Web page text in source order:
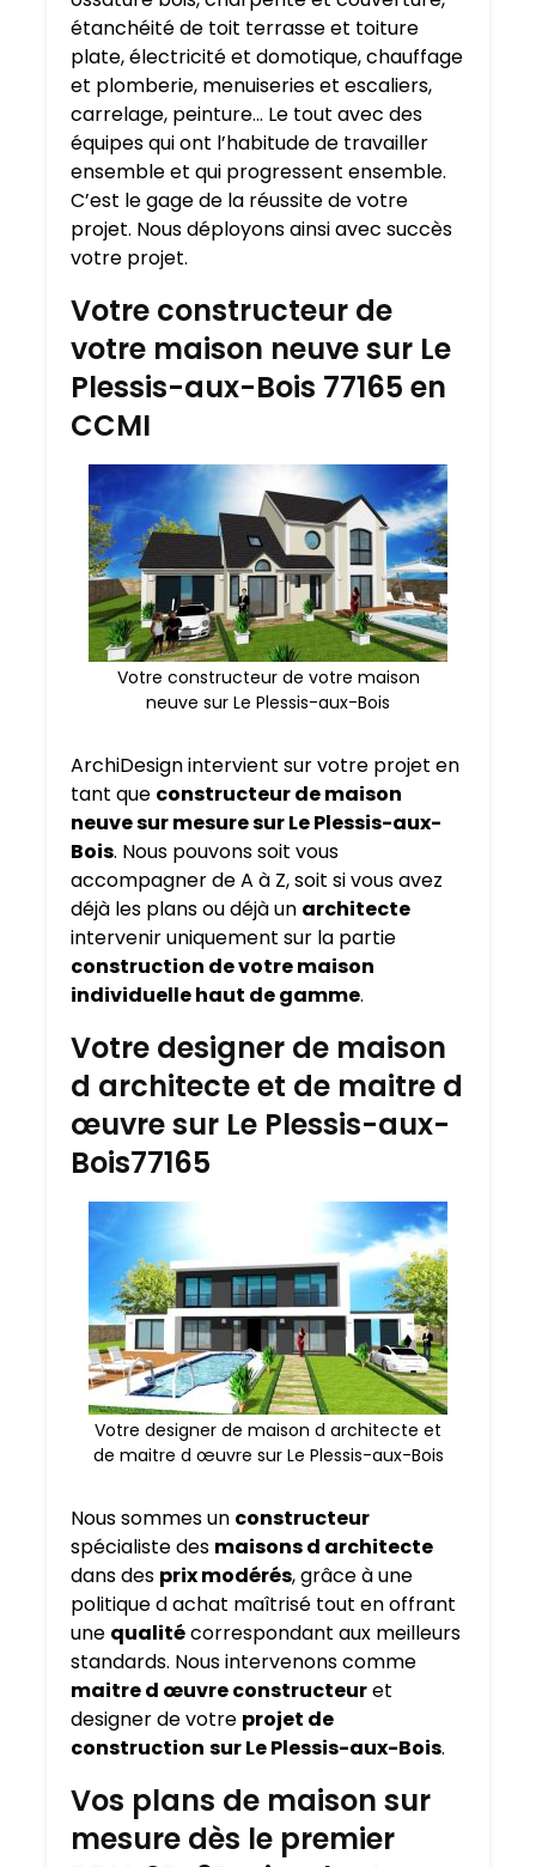
étanchéité de toit terrasse et toiture
plate, électricité et domotique, chauffage
et plomberie, menuiseries et escaliers,
carrelage, peinture… Le tout avec des
équipes qui ont l’habitude de travailler
ensemble et qui progressent ensemble.
C’est le gage de la réussite de votre
projet. Nous déployons ainsi avec succès
votre projet.
Votre constructeur de
votre maison neuve sur Le
Plessis-aux-Bois 77165 en
CCMI
Votre constructeur de votre maison
neuve sur Le Plessis-aux-Bois
ArchiDesign intervient sur votre projet en
tant que constructeur de maison
neuve sur mesure surLe Plessis-aux-
Bois. Nous pouvons soit vous
accompagner de A à Z, soit si vous avez
déjà les plans ou déjà un architecte
intervenir uniquement sur la partie
construction de votre maison
individuelle haut de gamme.
Votre designer de maison
d architecte et de maitre d
œuvre sur Le Plessis-aux-
Bois77165
Votre designer de maison d architecte et
de maitre d œuvre sur Le Plessis-aux-Bois
Nous sommes un constructeur
spécialiste des maisons d architecte
dans des prix modérés, grâce à une
politique d achat maîtrisé tout en offrant
une qualitécorrespondant aux meilleurs
standards. Nous intervenons comme
maitre d œuvre constructeuret
designer de votre projet de
construction sur Le Plessis-aux-Bois.
Vos plans de maison sur
mesure dès le premier